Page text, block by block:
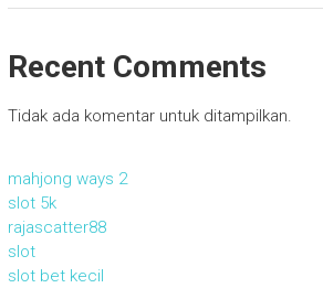
Recent Comments
Tidak ada komentar untuk ditampilkan.
mahjong ways 2
slot 5k
rajascatter88
slot
slot bet kecil